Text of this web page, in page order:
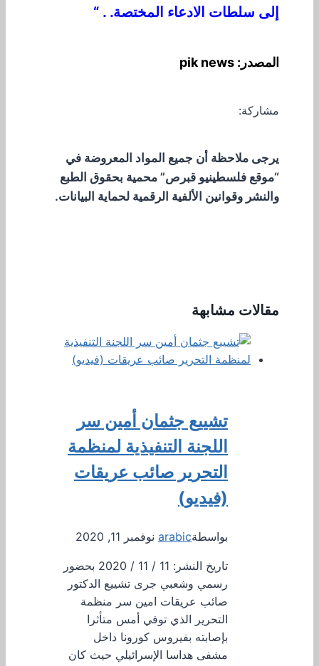
إلى سلطات الادعاء المختصة. . “
المصدر: pik news
مشاركة:
يرجى ملاحظة أن جميع المواد المعروضة في
“موقع فلسطينيو قبرص” محمية بحقوق الطبع
والنشر وقوانين الألفية الرقمية لحماية البيانات.
مقالات مشابهة
تشييع جثمان أمين سر
اللجنة التنفيذية لمنظمة
التحرير صائب عريقات
(فيديو)
بواسطةarabic نوفمبر 11, 2020
تاريخ النشر: 11 / 11 / 2020 بحضور
رسمي وشعبي جرى تشييع الدكتور
صائب عريقات امين سر منظمة
التحرير الذي توفي أمس متأثرا
بإصابته بفيروس كورونا داخل
مشفى هداسا الإسرائيلي حيث كان